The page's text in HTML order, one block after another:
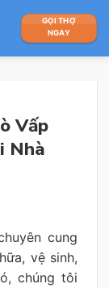
GỌI THỢ
NGAY
Vấp
Nhà
cung
vệ sinh,
chúng tôi